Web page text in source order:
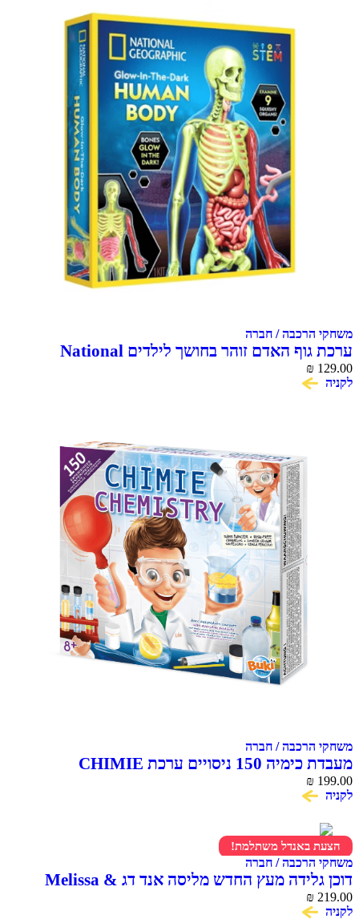
משחקי הרכבה / חברה
ערכת גוף האדם זוהר בחושך לילדים National
Geographic Glow in the Dark Human Body
₪ 129.00
לקניה
משחקי הרכבה / חברה
מעבדת כימיה 150 ניסויים ערכת CHIMIE
CHEMISTRY
₪ 199.00
לקניה
הצעת באנדל משתלמת!
משחקי הרכבה / חברה
דוכן גלידה מעץ החדש מליסה אנד דג Melissa &
Doug Scoop & Serve Ice Cream Counter
₪ 219.00
לקניה